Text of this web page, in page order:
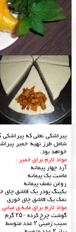
پیراشکی نعلی که
شامل طرز تهیه خمیر
خواهد بود.
مواد لازم برای خمیر :
آرد چهار پیمانه
ماست یک پیمانه
روغن نصف پیمانه
بکینگ پودر یک قاشق چای
نمک یک قاشق چای خوری
مواد لازم برای مایه ی میانی
گوشت چرخ کرده ۲۵۰ گرم
سیب زمینی ۲ عدد متوسط